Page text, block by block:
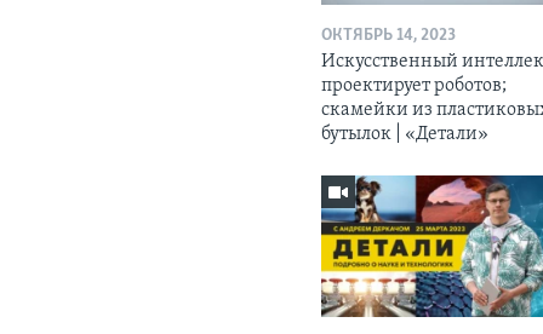
ОКТЯБРЬ 14, 2023
Искусственный
проектирует роботов;
скамейки из
бутылок | «Детали»